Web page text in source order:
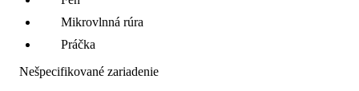
Mikrovlnná rúra
Práčka
Nešpecifikované zariadenie